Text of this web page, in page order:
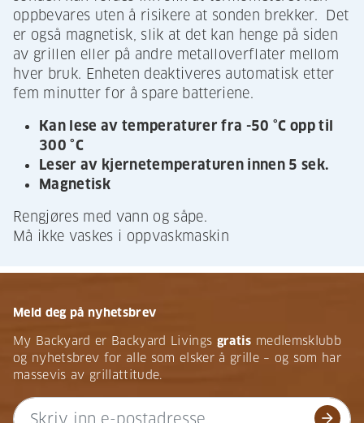
oppbevares uten å risikere at sonden brekker. Det
er også magnetisk, slik at det kan henge på siden
av grillen eller på andre metalloverflater mellom
hver bruk. Enheten deaktiveres automatisk etter
fem minutter for å spare batteriene.
Kan lese av temperaturer fra -50 °C opp til
300 °C
Leser av kjernetemperaturen innen 5 sek.
Magnetisk
Rengjøres med vann og såpe.
Må ikke vaskes i oppvaskmaskin
Meld deg på nyhetsbrev
My Backyard er Backyard Livings gratis medlemsklubb
og nyhetsbrev for alle som elsker å grille – og som har
massevis av grillattitude.
arrow_forward